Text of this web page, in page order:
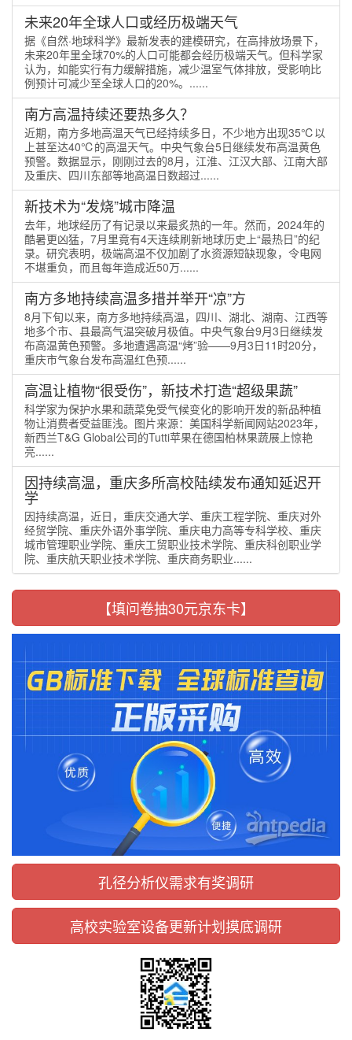
未来20年全球人口或经历极端天气
据《自然·地球科学》最新发表的建模研究，在高排放场景下，
未来20年里全球70%的人口可能都会经历极端天气。但科学家
认为，如能实行有力缓解措施，减少温室气体排放，受影响比
例预计可减少至全球人口的20%。......
南方高温持续还要热多久？
近期，南方多地高温天气已经持续多日，不少地方出现35℃以
上甚至达40℃的高温天气。中央气象台5日继续发布高温黄色
预警。数据显示，刚刚过去的8月，江淮、江汉大部、江南大部
及重庆、四川东部等地高温日数超过......
新技术为“发烧”城市降温
去年，地球经历了有记录以来最炙热的一年。然而，2024年的
酷暑更凶猛，7月里竟有4天连续刷新地球历史上“最热日”的纪
录。研究表明，极端高温不仅加剧了水资源短缺现象，令电网
不堪重负，而且每年造成近50万......
南方多地持续高温多措并举开“凉”方
8月下旬以来，南方多地持续高温，四川、湖北、湖南、江西等
地多个市、县最高气温突破月极值。中央气象台9月3日继续发
布高温黄色预警。多地遭遇高温“烤”验——9月3日11时20分，
重庆市气象台发布高温红色预......
高温让植物“很受伤”，新技术打造“超级果蔬”
科学家为保护水果和蔬菜免受气候变化的影响开发的新品种植
物让消费者受益匪浅。图片来源：美国科学新闻网站2023年，
新西兰T&G Global公司的Tutti苹果在德国柏林果蔬展上惊艳
亮......
因持续高温，重庆多所高校陆续发布通知延迟开
学
因持续高温，近日，重庆交通大学、重庆工程学院、重庆对外
经贸学院、重庆外语外事学院、重庆电力高等专科学校、重庆
城市管理职业学院、重庆工贸职业技术学院、重庆科创职业学
院、重庆航天职业技术学院、重庆商务职业......
【填问卷抽30元京东卡】
孔径分析仪需求有奖调研
高校实验室设备更新计划摸底调研